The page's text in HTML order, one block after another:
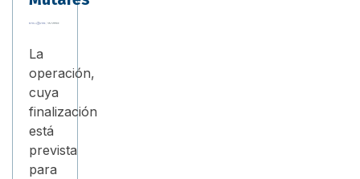
La
operación,
cuya
finalización
está
prevista
para